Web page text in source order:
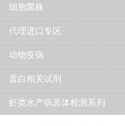
细胞菌株
代理进口专区
动物疫病
蛋白相关试剂
虾类水产病原体检测系列